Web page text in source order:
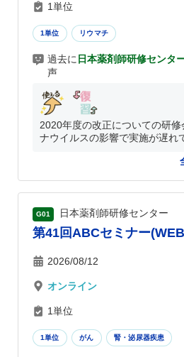
1単位
1単位 リウマチ
過去に 日本薬剤師研修センタ
声
2020年度の改正についての研
ナウイルスの影響で実施が遅れ
G01 日本薬剤師研修センター
第41回ABCセミナー
2026/08/12
オンライン
1単位
1単位 がん 腎・泌尿器疾患